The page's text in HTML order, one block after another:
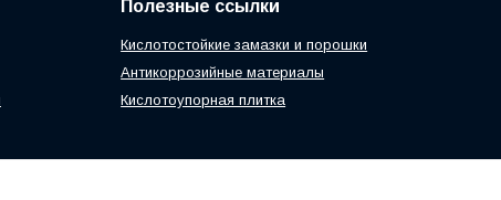
Полезные ссылки
Кислотостойкие замазки и порошки
Антикоррозийные материалы
Кислотоупорная плитка